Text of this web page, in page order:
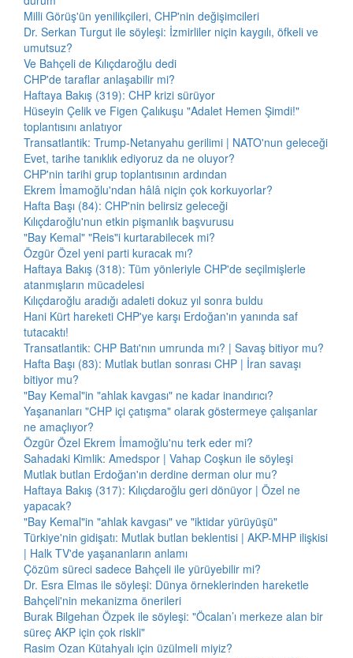
Milli Görüş'ün yenilikçileri, CHP'nin değişimcileri
Dr. Serkan Turgut ile söyleşi: İzmirliler niçin kaygılı, öfkeli ve
umutsuz?
Ve Bahçeli de Kılıçdaroğlu dedi
CHP'de taraflar anlaşabilir mi?
Haftaya Bakış (319): CHP krizi sürüyor
Hüseyin Çelik ve Figen Çalıkuşu "Adalet Hemen Şimdi!"
toplantısını anlatıyor
Transatlantik: Trump-Netanyahu gerilimi | NATO'nun geleceği
Evet, tarihe tanıklık ediyoruz da ne oluyor?
CHP'nin tarihi grup toplantısının ardından
Ekrem İmamoğlu'ndan hâlâ niçin çok korkuyorlar?
Hafta Başı (84): CHP'nin belirsiz geleceği
Kılıçdaroğlu'nun etkin pişmanlık başvurusu
"Bay Kemal" "Reis"i kurtarabilecek mi?
Özgür Özel yeni parti kuracak mı?
Haftaya Bakış (318): Tüm yönleriyle CHP'de seçilmişlerle
atanmışların mücadelesi
Kılıçdaroğlu aradığı adaleti dokuz yıl sonra buldu
Hani Kürt hareketi CHP'ye karşı Erdoğan'ın yanında saf
tutacaktı!
Transatlantik: CHP Batı'nın umrunda mı? | Savaş bitiyor mu?
Hafta Başı (83): Mutlak butlan sonrası CHP | İran savaşı
bitiyor mu?
"Bay Kemal"in "ahlak kavgası" ne kadar inandırıcı?
Yaşananları "CHP içi çatışma" olarak göstermeye çalışanlar
ne amaçlıyor?
Özgür Özel Ekrem İmamoğlu'nu terk eder mi?
Sahadaki Kimlik: Amedspor | Vahap Coşkun ile söyleşi
Mutlak butlan Erdoğan'ın derdine derman olur mu?
Haftaya Bakış (317): Kılıçdaroğlu geri dönüyor | Özel ne
yapacak?
"Bay Kemal"in "ahlak kavgası" ve "iktidar yürüyüşü"
Türkiye'nin gidişatı: Mutlak butlan beklentisi | AKP-MHP ilişkisi
| Halk TV'de yaşananların anlamı
Çözüm süreci sadece Bahçeli ile yürüyebilir mi?
Dr. Esra Elmas ile söyleşi: Dünya örneklerinden hareketle
Bahçeli'nin mekanizma önerileri
Burak Bilgehan Özpek ile söyleşi: "Öcalan’ı merkeze alan bir
süreç AKP için çok riskli"
Rasim Ozan Kütahyalı için üzülmeli miyiz?